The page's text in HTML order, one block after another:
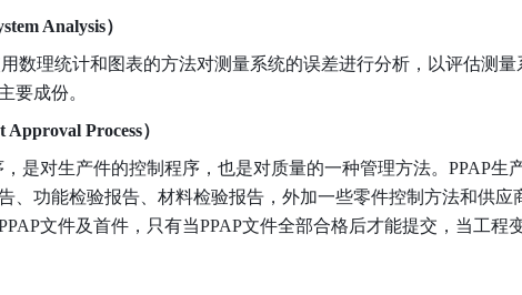
Analysis）
数理统计和图表的方法对测量系统的误差进行分析，以评估测量
要成份。
Process）
，是对生产件的控制程序，也是对质量的一种管理方法。PPAP生
、功能检验报告、材料检验报告，外加一些零件控制方法和供
文件及首件，只有当PPAP文件全部合格后才能提交，当工程